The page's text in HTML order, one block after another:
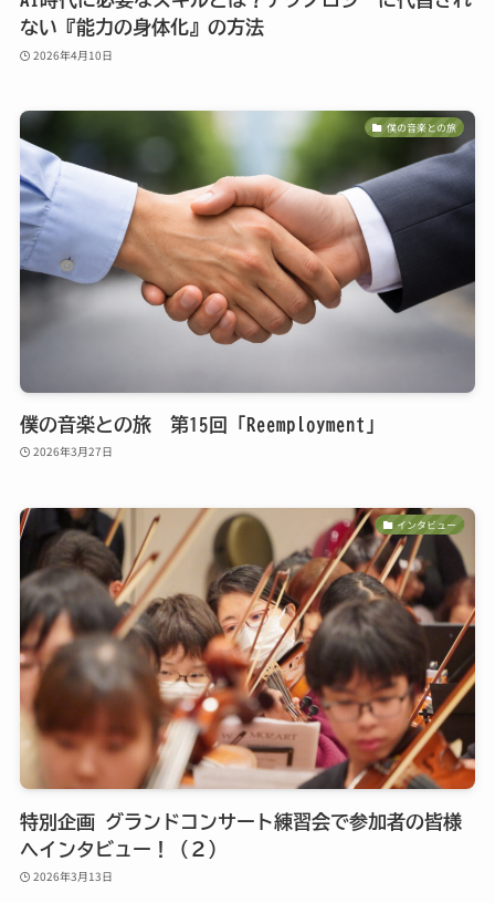
ない『能力の身体化』の方法
2026年4月10日
僕の音楽との旅
僕の音楽との旅 第15回「Reemployment」
2026年3月27日
インタビュー
特別企画 グランドコンサート練習会で参加者の皆様
へインタビュー！（２）
2026年3月13日